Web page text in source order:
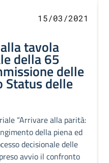
15/03/2021
tavola
della 65
delle
Status delle
“Arrivare alla parità:
della piena ed
decisionale delle
avvio il confronto